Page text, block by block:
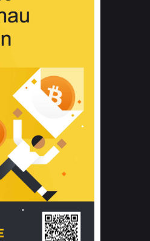
lựa chọn các dòng
chất lượng quốc
ngừa tình trạng kích
mốc trong điều kiện
Bạn có thể tìm hiểu
cứu khoa học về tác
và môi trường
với sức khỏe con
Foundation (External
nhìn toàn diện hơn.
vàng khi lựa chọn
cao cấp cho phòng
bộ chăn ga gối đệm
hảo cả về thẩm mỹ lẫn
tiêu dùng cần cân
tiêu chí quan trọng